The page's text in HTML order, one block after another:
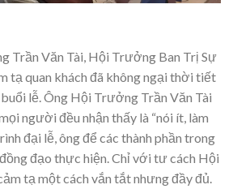
Trần Văn Tài, Hội Trưởng Ban Trị Sự
tạ quan khách đã không ngại thời tiết
lễ. Ông Hội Trưởng Trần Văn Tài
người đều nhận thấy là “nói ít, làm
đại lễ, ông để các thành phần trong
đạo thực hiện. Chỉ với tư cách Hội
tạ một cách vắn tắt nhưng đầy đủ.